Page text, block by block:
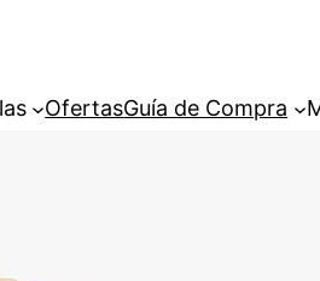
OfertasGuía de Compra